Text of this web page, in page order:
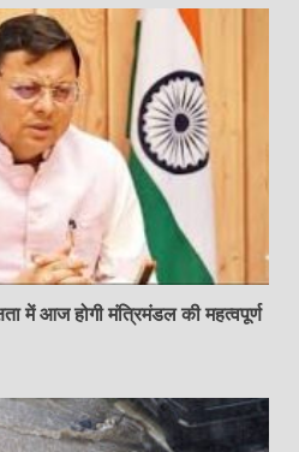
में आज होगी मंत्रिमंडल की महत्वपूर्ण